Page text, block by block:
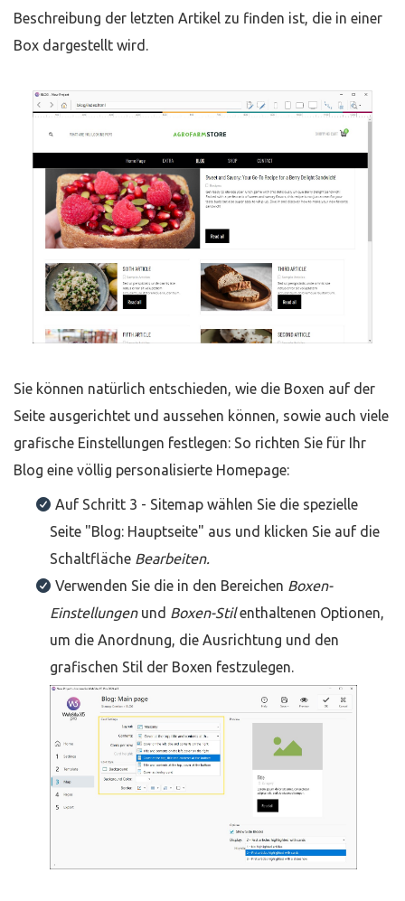
Beschreibung der letzten Artikel zu finden ist, die in einer
Box dargestellt wird.
Sie können natürlich entschieden, wie die Boxen auf der
Seite ausgerichtet und aussehen können, sowie auch viele
grafische Einstellungen festlegen: So richten Sie für Ihr
Blog eine völlig personalisierte Homepage:
Auf Schritt 3 - Sitemap wählen Sie die spezielle
Seite "Blog: Hauptseite" aus und klicken Sie auf die
Schaltfläche Bearbeiten.
Verwenden Sie die in den Bereichen Boxen-
Einstellungenund Boxen-Stilenthaltenen Optionen,
um die Anordnung, die Ausrichtung und den
grafischen Stil der Boxen festzulegen.